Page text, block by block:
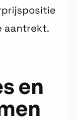
aantrekt.
en